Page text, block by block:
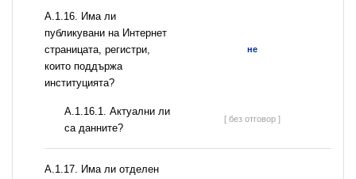
А.1.16. Има ли
публикувани на Интернет
страницата, регистри,
които поддържа
институцията?
не
A.1.16.1. Актуални ли
са данните?
[ без отговор ]
А.1.17. Има ли отделен